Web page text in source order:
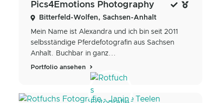
Pics4Emotions Photography
Bitterfeld-Wolfen, Sachsen-Anhalt
Mein Name ist Alexandra und ich bin seit 2011
selbsständige Pferdefotografin aus Sachsen
Anhalt. Buchbar in ganz...
Portfolio ansehen